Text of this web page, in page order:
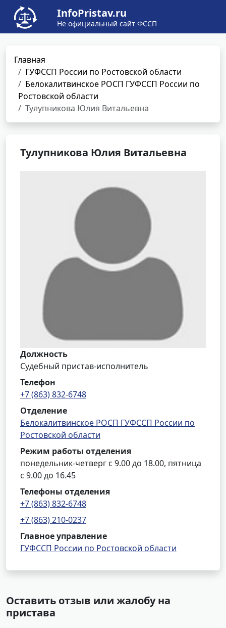
InfoPristav.ru
Не официальный сайт ФССП
Главная
ГУФССП России по Ростовской области
Белокалитвинское РОСП ГУФССП России по
Ростовской области
Тулупникова Юлия Витальевна
Тулупникова Юлия Витальевна
Должность
Судебный пристав-исполнитель
Телефон
+7 (863) 832-6748
Отделение
Белокалитвинское РОСП ГУФССП России по
Ростовской области
Режим работы отделения
понедельник-четверг с 9.00 до 18.00, пятница
с 9.00 до 16.45
Телефоны отделения
+7 (863) 832-6748
+7 (863) 210-0237
Главное управление
ГУФССП России по Ростовской области
Оставить отзыв или жалобу на
пристава